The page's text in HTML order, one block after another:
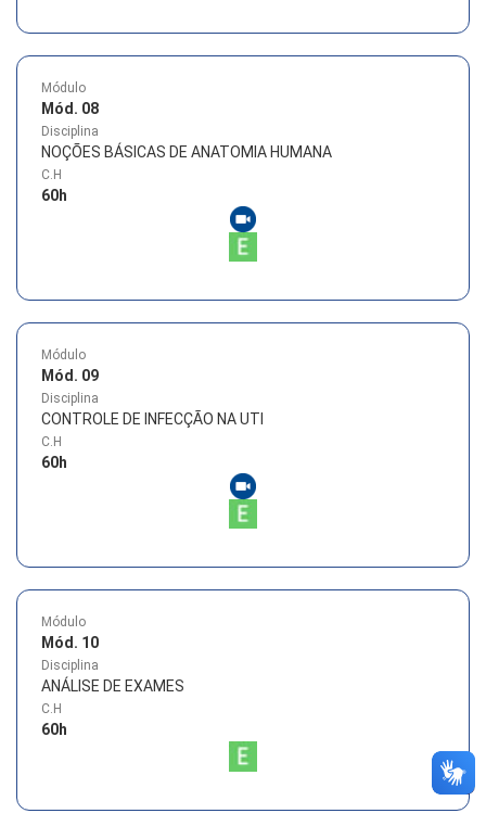
Módulo
Mód. 08
Disciplina
NOÇÕES BÁSICAS DE ANATOMIA HUMANA
C.H
60h
Módulo
Mód. 09
Disciplina
CONTROLE DE INFECÇÃO NA UTI
C.H
60h
Módulo
Mód. 10
Disciplina
ANÁLISE DE EXAMES
C.H
60h